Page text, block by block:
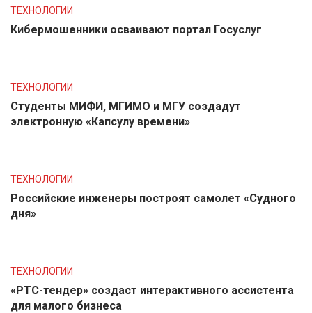
ТЕХНОЛОГИИ
Кибермошенники осваивают портал Госуслуг
ТЕХНОЛОГИИ
Студенты МИФИ, МГИМО и МГУ создадут
электронную «Капсулу времени»
ТЕХНОЛОГИИ
Российские инженеры построят самолет «Судного
дня»
ТЕХНОЛОГИИ
«РТС-тендер» создаст интерактивного ассистента
для малого бизнеса